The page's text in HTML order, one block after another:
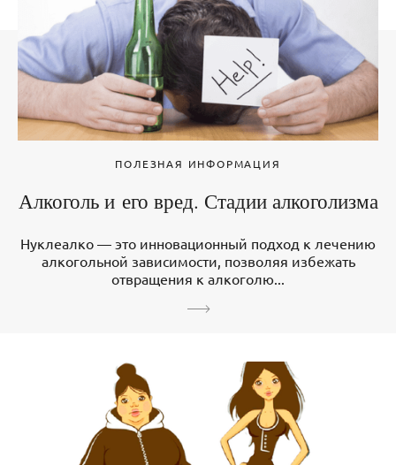
ПОЛЕЗНАЯ ИНФОРМАЦИЯ
Алкоголь и его вред. Стадии алкоголизма
Нуклеалко — это инновационный подход к лечению
алкогольной зависимости, позволяя избежать
отвращения к алкоголю...